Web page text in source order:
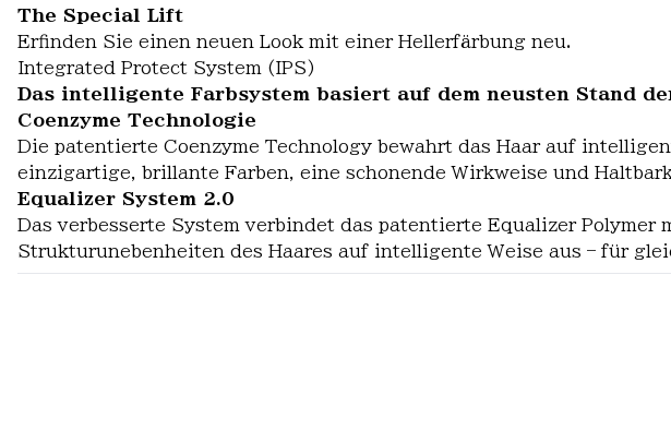
The Special Lift
Erfinden Sie einen neuen Look mit einer Hellerfärbung neu.
Integrated Protect System (IPS)
Das intelligente Farbsystem basiert auf dem neusten Stand
Coenzyme Technologie
Die patentierte Coenzyme Technology bewahrt das Haar auf
einzigartige, brillante Farben, eine schonende Wirkweise und
Equalizer System 2.0
Das verbesserte System verbindet das patentierte Equalizer
Strukturunebenheiten des Haares auf intelligente Weise aus – für